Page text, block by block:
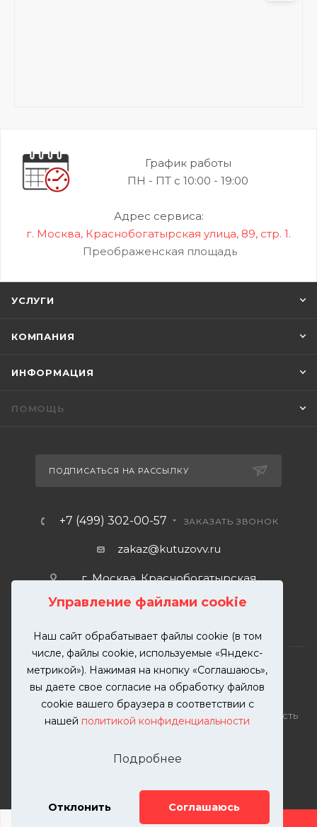
Управление файлами cookie
Наш сайт обрабатывает файлы cookie (в том
числе, файлы cookie, используемые «Яндекс-
метрикой»). Нажимая на кнопку «Соглашаюсь»,
вы даете свое согласие на обработку файлов
cookie вашего браузера в соответствии с
нашей политикой конфиденциальности
Подробнее
Отклонить Соглашаюсь
График работы
ПН - ПТ с 10:00 - 19:00
Адрес сервиса:
г. Москва, Краснобогатырская улица, 89, стр. 1.
Преображенская площадь
УСЛУГИ
КОМПАНИЯ
ИНФОРМАЦИЯ
ПОМОЩЬ
ПОДПИСАТЬСЯ НА РАССЫЛКУ
+7 (499) 302-00-57 ЗАКАЗАТЬ ЗВОНОК
zakaz@kutuzovv.ru
г. Москва, Краснобогатырская
2026 © KUTUZOVV | Кузовной ремонт и покраска
автомобилей. Вся информация на сайте – собственность
разрешения запрещена. Все права защищены.
Телефон: 8(499)-302-00-57